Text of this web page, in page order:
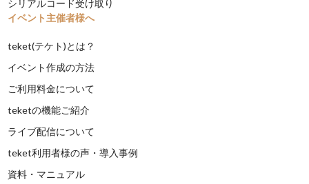
シリアルコード受け取り
イベント主催者様へ
teket(テケト)とは？
イベント作成の方法
ご利用料金について
teketの機能ご紹介
ライブ配信について
teket利用者様の声・導入事例
資料・マニュアル